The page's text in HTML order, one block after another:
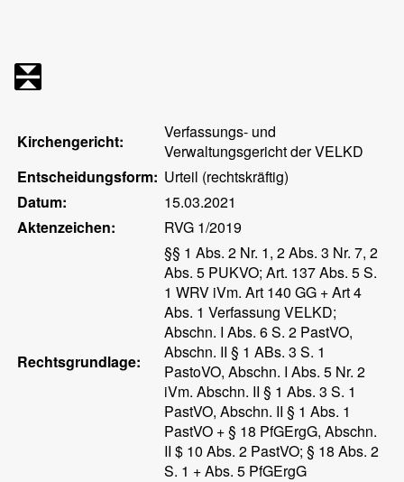
Kirchengericht:
Verfassungs- und
Verwaltungsgericht der VELKD
Entscheidungsform: Urteil (rechtskräftig)
Datum:
15.03.2021
Aktenzeichen:
RVG 1/2019
Rechtsgrundlage:
§§ 1 Abs. 2 Nr. 1, 2 Abs. 3 Nr. 7, 2
Abs. 5 PUKVO; Art. 137 Abs. 5 S.
1 WRV iVm. Art 140 GG + Art 4
Abs. 1 Verfassung VELKD;
Abschn. I Abs. 6 S. 2 PastVO,
Abschn. II § 1 ABs. 3 S. 1
PastoVO, Abschn. I Abs. 5 Nr. 2
iVm. Abschn. II § 1 Abs. 3 S. 1
PastVO, Abschn. II § 1 Abs. 1
PastVO + § 18 PfGErgG, Abschn.
II $ 10 Abs. 2 PastVO; § 18 Abs. 2
S. 1 + Abs. 5 PfGErgG